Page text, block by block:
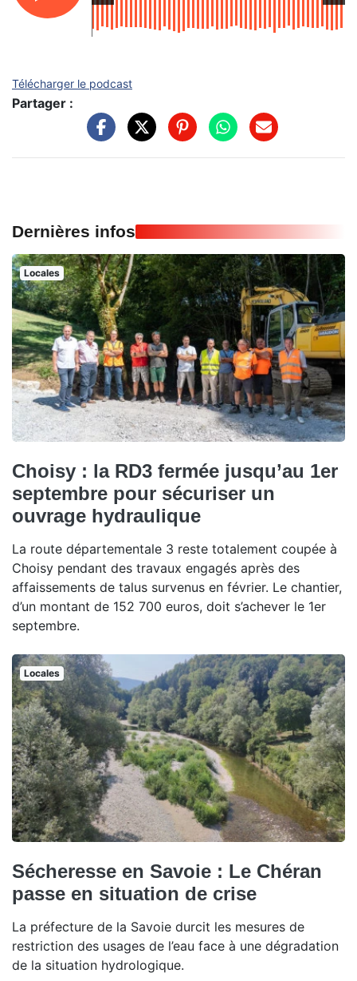
Télécharger le podcast
Partager :
Dernières infos
Locales
Choisy : la RD3 fermée jusqu’au 1er
septembre pour sécuriser un
ouvrage hydraulique
La route départementale 3 reste totalement coupée à
Choisy pendant des travaux engagés après des
affaissements de talus survenus en février. Le chantier,
d’un montant de 152 700 euros, doit s’achever le 1er
septembre.
Locales
Sécheresse en Savoie : Le Chéran
passe en situation de crise
La préfecture de la Savoie durcit les mesures de
restriction des usages de l’eau face à une dégradation
de la situation hydrologique.